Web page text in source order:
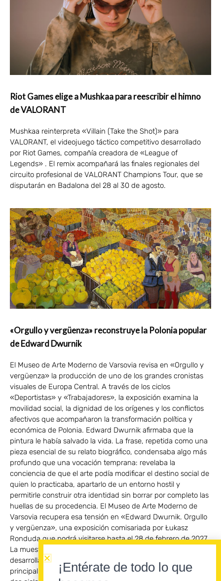
Riot Games elige a Mushkaa para reescribir el himno
de VALORANT
Mushkaa reinterpreta «Villain (Take the Shot)» para
VALORANT, el videojuego táctico competitivo desarrollado
por Riot Games, compañía creadora de «League of
Legends» . El remix acompañará las finales regionales del
circuito profesional de VALORANT Champions Tour, que se
disputarán en Badalona del 28 al 30 de agosto.
«Orgullo y vergüenza» reconstruye la Polonia popular
de Edward Dwurnik
El Museo de Arte Moderno de Varsovia revisa en «Orgullo y
vergüenza» la producción de uno de los grandes cronistas
visuales de Europa Central. A través de los ciclos
«Deportistas» y «Trabajadores», la exposición examina la
movilidad social, la dignidad de los orígenes y los conflictos
afectivos que acompañaron la transformación política y
económica de Polonia. Edward Dwurnik afirmaba que la
pintura le había salvado la vida. La frase, repetida como una
pieza esencial de su relato biográfico, condensaba algo más
profundo que una vocación temprana: revelaba la
conciencia de que el arte podía modificar el destino social de
quien lo practicaba, apartarlo de un entorno hostil y
permitirle construir otra identidad sin borrar por completo las
huellas de su procedencia. El Museo de Arte Moderno de
Varsovia recupera esa tensión en «Edward Dwurnik. Orgullo
y vergüenza», una exposición comisariada por Łukasz
Ronduda que podrá visitarse hasta el 28 de febrero de 2027.
La muestra concentra su atención en la producción
desarrollada durante las décadas de 1970 y 1980,
principalmente a través de «Deportistas» y «Trabajadores»,
¡Entérate de todo lo que